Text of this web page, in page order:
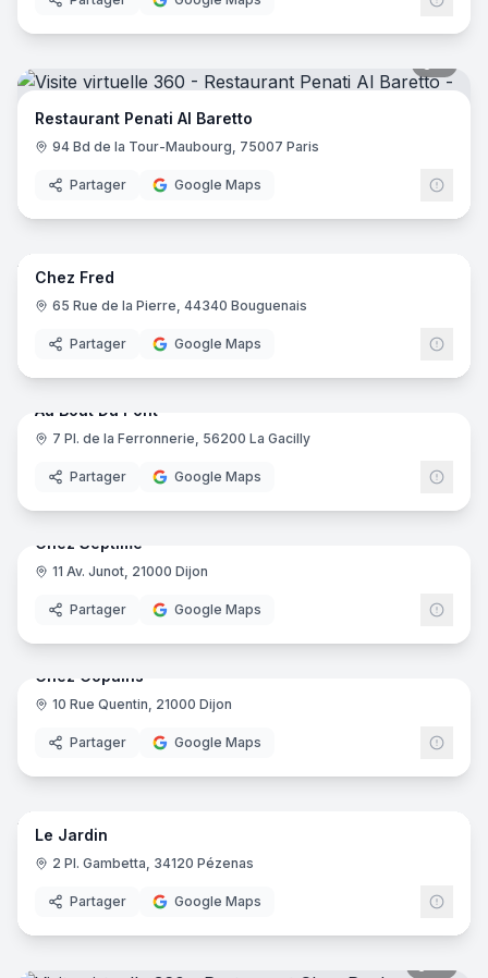
Restaurant Penati Al Baretto
94 Bd de la Tour-Maubourg, 75007 Paris
Partager Google Maps
10
Chez Fred
65 Rue de la Pierre, 44340 Bouguenais
Partager Google Maps
15
Au Bout Du Pont
7 Pl. de la Ferronnerie, 56200 La Gacilly
Partager Google Maps
Chez Septime
11 Av. Junot, 21000 Dijon
Partager Google Maps
Chez Copains
10 Rue Quentin, 21000 Dijon
Partager Google Maps
4
Le Jardin
2 Pl. Gambetta, 34120 Pézenas
Partager Google Maps